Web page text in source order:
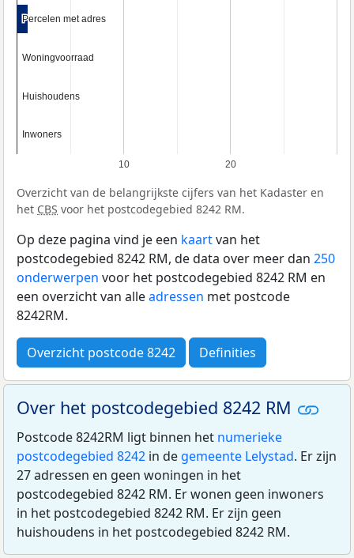
10 20
Percelen met adres
Percelen met adres
Woningvoorraad
Woningvoorraad
Huishoudens
Huishoudens
Inwoners
Inwoners
Overzicht van de belangrijkste cijfers van het Kadaster en
het CBS voor het postcodegebied 8242 RM.
Op deze pagina vind je een kaartvan het
postcodegebied 8242 RM, de data over meer dan 250
onderwerpen voor het postcodegebied 8242 RM en
een overzicht van alleadressen met postcode
8242RM.
Overzicht postcode 8242 Definities
Over het postcodegebied 8242 RM
Postcode 8242RM ligt binnen het numerieke
postcodegebied 8242 in de gemeente Lelystad. Er zijn
27 adressen en geen woningen in het
postcodegebied 8242 RM. Er wonen geen inwoners
in het postcodegebied 8242 RM. Er zijn geen
huishoudens in het postcodegebied 8242 RM.